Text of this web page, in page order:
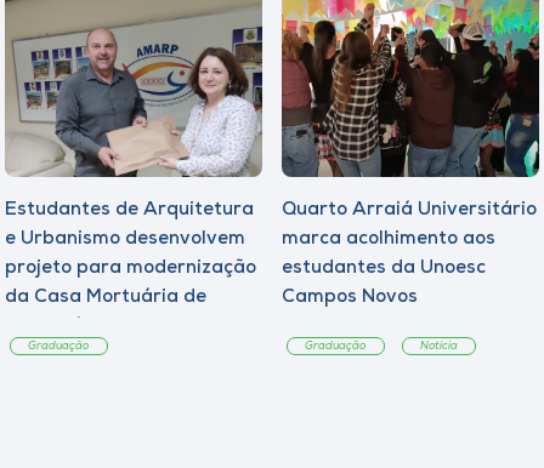
Estudantes de Arquitetura
e Urbanismo desenvolvem
projeto para modernização
da Casa Mortuária de
Graduação
Quarto Arraiá Universitário
marca acolhimento aos
estudantes da Unoesc
Campos Novos
Graduação Notícia